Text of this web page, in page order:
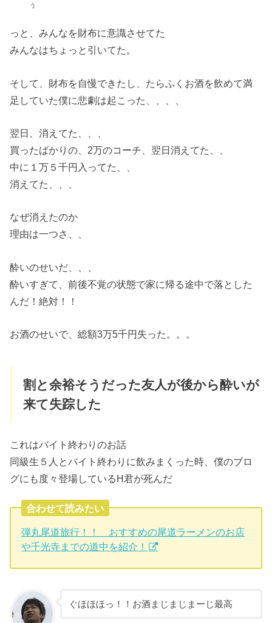
う
っと、みんなを財布に意識させてた
みんなはちょっと引いてた。
そして、財布を自慢できたし、たらふくお酒を飲めて満
足していた僕に悲劇は起こった、、、、
翌日、消えてた、、、
買ったばかりの、2万のコーチ、翌日消えてた、、
中に１万５千円入ってた、、
消えてた、、、
なぜ消えたのか
理由は一つさ、、
酔いのせいだ、、、
酔いすぎて、前後不覚の状態で家に帰る途中で落とした
んだ！絶対！！
お酒のせいで、総額3万5千円失った。。。
割と余裕そうだった友人が後から酔いが
来て失踪した
これはバイト終わりのお話
同級生５人とバイト終わりに飲みまくった時、僕のブロ
グにも度々登場しているH君が死んだ
合わせて読みたい
弾丸尾道旅行！！ おすすめの尾道ラーメンのお店
や千光寺までの道中を紹介！
ぐほほほっ！！お酒まじまじまーじ最高